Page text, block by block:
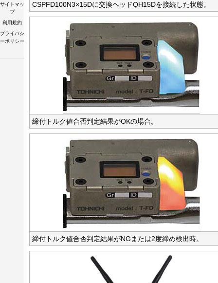
サイトマッ
プ
利用規約
プライバシ
ーポリシー
CSPFD100N3×15Dに交換ヘッドQH15Dを接続した状態。
締付トルク値合否判定結果がOKの場合。
締付トルク値合否判定結果がNGまたは2度締め検出時。